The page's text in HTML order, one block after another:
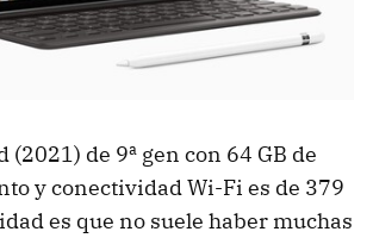
(2021) de 9ª gen con 64 GB de
y conectividad Wi-Fi es de 379
es que no suele haber muchas